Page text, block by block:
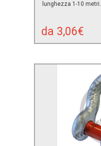
lunghezza 1-10 metri.
da 3,06€